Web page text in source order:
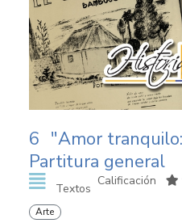
6 "Amor
Partitura general
Textos
Calificación
Arte